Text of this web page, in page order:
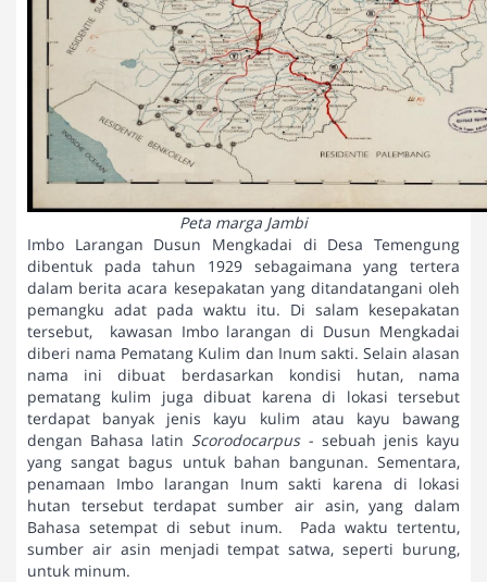
Peta marga Jambi
Imbo Larangan Dusun Mengkadai di Desa Temengung
dibentuk pada tahun 1929 sebagaimana yang tertera
dalam berita acara kesepakatan yang ditandatangani oleh
pemangku adat pada waktu itu. Di salam kesepakatan
tersebut, kawasan Imbo larangan di Dusun Mengkadai
diberi nama Pematang Kulim dan Inum sakti. Selain alasan
nama ini dibuat berdasarkan kondisi hutan, nama
pematang kulim juga dibuat karena di lokasi tersebut
terdapat banyak jenis kayu kulim atau kayu bawang
dengan Bahasa latin Scorodocarpus- sebuah jenis kayu
yang sangat bagus untuk bahan bangunan. Sementara,
penamaan Imbo larangan Inum sakti karena di lokasi
hutan tersebut terdapat sumber air asin, yang dalam
Bahasa setempat di sebut inum. Pada waktu tertentu,
sumber air asin menjadi tempat satwa, seperti burung,
untuk minum.